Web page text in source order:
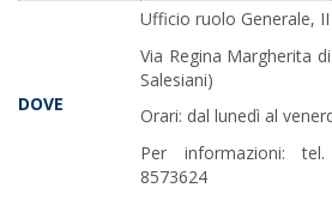
DOVE
Ufficio ruolo Generale,
Via Regina Margherita
Salesiani)
Orari: dal lunedì al
Per informazioni:
8573624